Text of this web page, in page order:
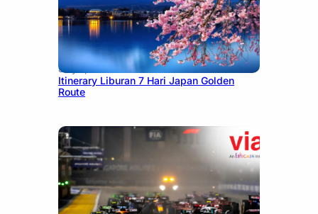
July 7, 2026
Itinerary Liburan 7 Hari Japan Golden
Route